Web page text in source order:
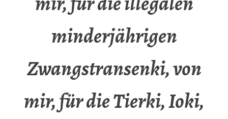
minderjährigen
Zwangstransenki, von
mir, für die Tierki, Ioki,